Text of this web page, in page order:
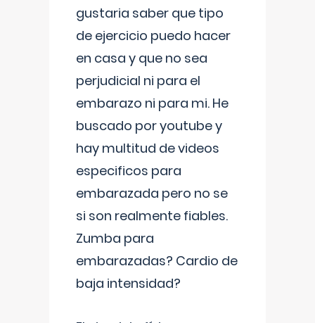
gustaria saber que tipo
de ejercicio puedo hacer
en casa y que no sea
perjudicial ni para el
embarazo ni para mi. He
buscado por youtube y
hay multitud de videos
especificos para
embarazada pero no se
si son realmente fiables.
Zumba para
embarazadas? Cardio de
baja intensidad?